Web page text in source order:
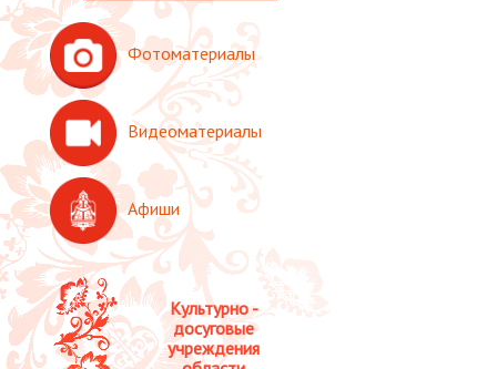
Культурно -
досуговые
учреждения
Фотоматериалы
Видеоматериалы
Афиши